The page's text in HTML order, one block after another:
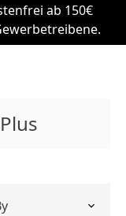
ab 150€